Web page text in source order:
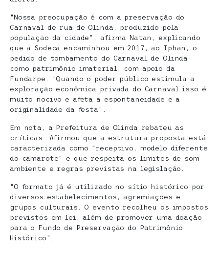
“Nossa preocupação é com a preservação do
Carnaval de rua de Olinda, produzido pela
população da cidade”, afirma Natan, explicando
que a Sodeca encaminhou em 2017, ao Iphan, o
pedido de tombamento do Carnaval de Olinda
como patrimônio imaterial, com apoio da
Fundarpe. “Quando o poder público estimula a
exploração econômica privada do Carnaval isso é
muito nocivo e afeta a espontaneidade e a
originalidade da festa”.
Em nota, a Prefeitura de Olinda rebateu as
críticas. Afirmou que a estrutura proposta está
caracterizada como “receptivo, modelo diferente
do camarote” e que respeita os limites de som
ambiente e regras previstas na legislação.
“O formato já é utilizado no sítio histórico por
diversos estabelecimentos, agremiações e
grupos culturais. O evento recolheu os impostos
previstos em lei, além de promover uma doação
para o Fundo de Preservação do Patrimônio
Histórico”.